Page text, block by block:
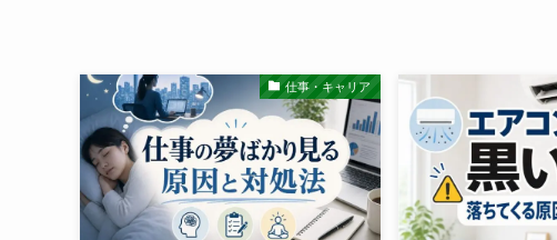
仕事・キャリア